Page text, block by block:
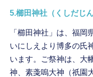
5.櫛田神社（くしだじん
「櫛田神社」は、福岡
いにしえより博多の氏
います。ご祭神は、大
神、素戔嗚大神（祇園